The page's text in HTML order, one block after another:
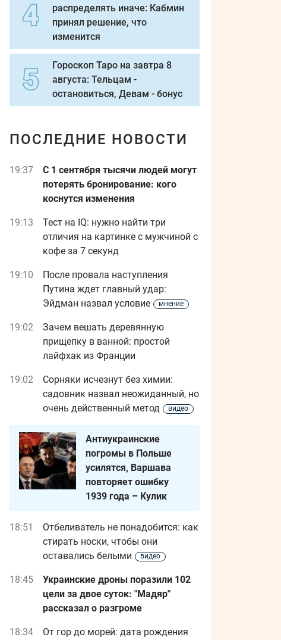
распределять иначе: Кабмин
принял решение, что
изменится
Гороскоп Таро на завтра 8
августа: Тельцам -
остановиться, Девам - бонус
ПОСЛЕДНИЕ НОВОСТИ
19:37
С 1 сентября тысячи людей могут
потерять бронирование: кого
коснутся изменения
19:13
Тест на IQ: нужно найти три
отличия на картинке с мужчиной с
кофе за 7 секунд
19:10
После провала наступления
Путина ждет главный удар:
Эйдман назвал условие
мнение
19:02
Зачем вешать деревянную
прищепку в ванной: простой
лайфхак из Франции
19:02
Сорняки исчезнут без химии:
садовник назвал неожиданный, но
очень действенный метод
видео
Антиукраинские
погромы в Польше
усилятся, Варшава
повторяет ошибку
1939 года – Кулик
18:51
Отбеливатель не понадобится: как
стирать носки, чтобы они
оставались белыми
видео
18:45
Украинские дроны поразили 102
цели за двое суток: "Мадяр"
рассказал о разгроме
18:34
От гор до морей: дата рождения